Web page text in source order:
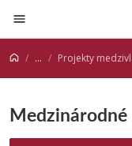
Prejsť na obsah
... Projekty